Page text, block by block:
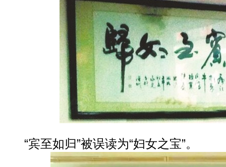
“宾至如归”被误读为“妇女之宝”。